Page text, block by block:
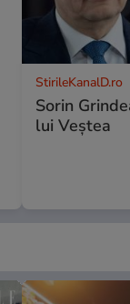
StirileKanalD.ro
Sorin
lui Veștea